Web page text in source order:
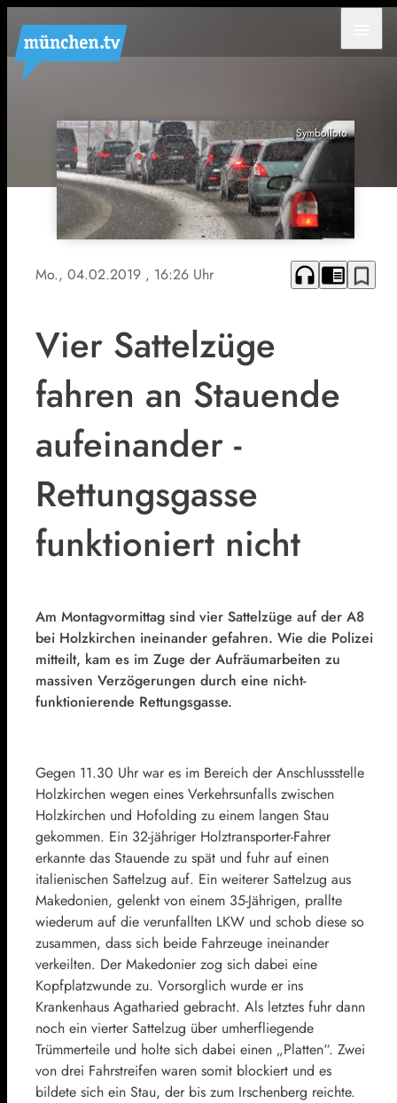
Symbolfoto
Mo., 04.02.2019 , 16:26 Uhr headphones chrome_reader_mode bookmark_border
Vier Sattelzüge
fahren an Stauende
aufeinander -
Rettungsgasse
funktioniert nicht
Am Montagvormittag sind vier Sattelzüge auf der A8
bei Holzkirchen ineinander gefahren. Wie die Polizei
mitteilt, kam es im Zuge der Aufräumarbeiten zu
massiven Verzögerungen durch eine nicht-
funktionierende Rettungsgasse.
Gegen 11.30 Uhr war es im Bereich der Anschlussstelle
Holzkirchen wegen eines Verkehrsunfalls zwischen
Holzkirchen und Hofolding zu einem langen Stau
gekommen. Ein 32-jähriger Holztransporter-Fahrer
erkannte das Stauende zu spät und fuhr auf einen
italienischen Sattelzug auf. Ein weiterer Sattelzug aus
Makedonien, gelenkt von einem 35-Jährigen, prallte
wiederum auf die verunfallten LKW und schob diese so
zusammen, dass sich beide Fahrzeuge ineinander
verkeilten. Der Makedonier zog sich dabei eine
Kopfplatzwunde zu. Vorsorglich wurde er ins
Krankenhaus Agatharied gebracht. Als letztes fuhr dann
noch ein vierter Sattelzug über umherfliegende
Trümmerteile und holte sich dabei einen „Platten“. Zwei
von drei Fahrstreifen waren somit blockiert und es
bildete sich ein Stau, der bis zum Irschenberg reichte.